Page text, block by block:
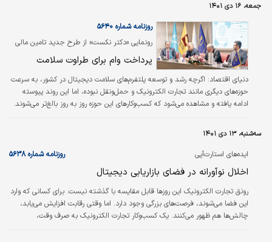
شرکت فعال در حوزه فین‌تک و زیرمجموعه غول تجارت الکترونیک علی‌‌بابا- اعلام کرد
جک ما کنترل این شرکت را واگذار خواهد کرد.
جمعه، ۱۶ دی ۱۴۰۱
رونمایی «دکتر نکست» از طرح جدید تامین مالی
خدماتی که تحت پوشش بیمه قرار نمی‌گیرند
روزنامه شماره ۵۶۴۰
پرداخت وام برای طراوت سلامت
دنیای اقتصاد: اگرچه رشد و توسعه پلتفرم‌های سلامت دیجیتال در کشور، به‌‌ سرعت
حوزه‌های دیگری مانند تجارت الکترونیک و حمل‌ونقل نبوده، اما این روند پیوسته
ادامه یافته و مشاهده می‌شود که کسب‌وکارهای این حوزه روز به روز بالغ‌تر می‌شوند.
دوش کشیده و تلاش کرده است با خلاقیت، امکان جدیدی را در اختیار کاربران قرار
دهد. برخی استارت‌آپ‌ها تمرکز خود را بر تسهیل نسخه‌نویسی آنلاین قرار دادند و
برخی دیگر بر بخش نوبت‌دهی آنلاین تمرکز کردند.
سه‌شنبه، ۱۳ دی ۱۴۰۱
ایده‌های استارت‌آپی روزنامه شماره ۵۶۳۸
اخلال نوآورانه در فضای بازاریابی دیجیتال
رونق تجارت الکترونیک این روزها قابل مقایسه با گذشته نیست. برای کسانی که وارد
این فضا می‌‌‌شوند، فرصت‌‌‌های بزرگی وجود دارد. اما وقتی رقابت افزایش می‌‌‌یابد،
چالش‌‌‌ها هم ظهور می‌کنند. یک کسب‌و‌کار تجارت الکترونیک به صرف وقت،